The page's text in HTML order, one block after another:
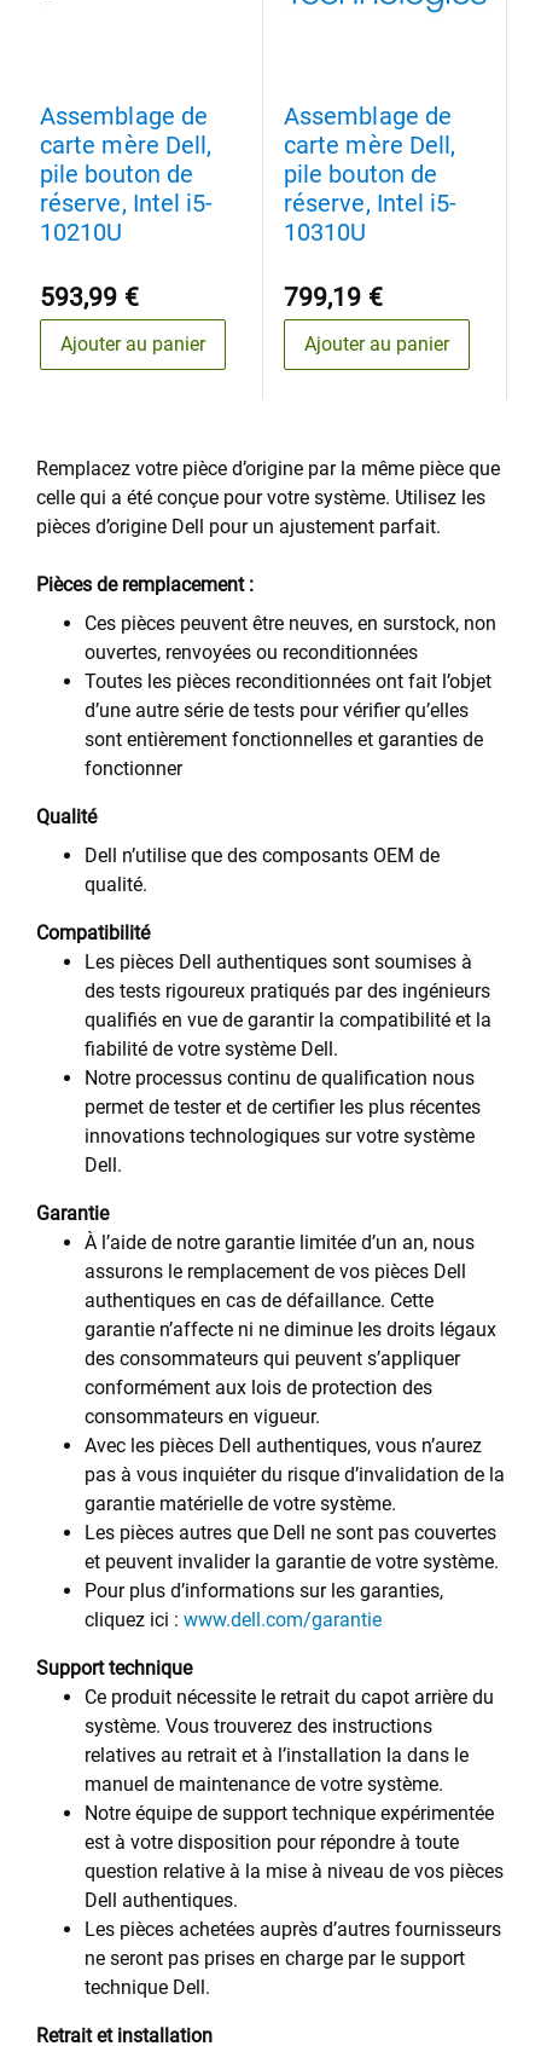
Assemblage de
carte mère Dell,
pile bouton de
réserve, Intel i5-
10210U
593,99 €
Ajouter au panier
Assemblage de
carte mère Dell,
pile bouton de
réserve, Intel i5-
10310U
799,19 €
Ajouter au panier
Remplacez votre pièce d’origine par la même pièce que
celle qui a été conçue pour votre système. Utilisez les
pièces d’origine Dell pour un ajustement parfait.
Pièces de remplacement :
Ces pièces peuvent être neuves, en surstock, non
ouvertes, renvoyées ou reconditionnées
Toutes les pièces reconditionnées ont fait l’objet
d’une autre série de tests pour vérifier qu’elles
sont entièrement fonctionnelles et garanties de
fonctionner
Qualité
Dell n’utilise que des composants OEM de
qualité.
Compatibilité
Les pièces Dell authentiques sont soumises à
des tests rigoureux pratiqués par des ingénieurs
qualifiés en vue de garantir la compatibilité et la
fiabilité de votre système Dell.
Notre processus continu de qualification nous
permet de tester et de certifier les plus récentes
innovations technologiques sur votre système
Dell.
Garantie
À l’aide de notre garantie limitée d’un an, nous
assurons le remplacement de vos pièces Dell
authentiques en cas de défaillance. Cette
garantie n’affecte ni ne diminue les droits légaux
des consommateurs qui peuvent s’appliquer
conformément aux lois de protection des
consommateurs en vigueur.
Avec les pièces Dell authentiques, vous n’aurez
pas à vous inquiéter du risque d’invalidation de la
garantie matérielle de votre système.
Les pièces autres que Dell ne sont pas couvertes
et peuvent invalider la garantie de votre système.
Pour plus d’informations sur les garanties,
cliquez ici : www.dell.com/garantie
Support technique
Ce produit nécessite le retrait du capot arrière du
système. Vous trouverez des instructions
relatives au retrait et à l’installation la dans le
manuel de maintenance de votre système.
Notre équipe de support technique expérimentée
est à votre disposition pour répondre à toute
question relative à la mise à niveau de vos pièces
Dell authentiques.
Les pièces achetées auprès d’autres fournisseurs
ne seront pas prises en charge par le support
technique Dell.
Retrait et installation